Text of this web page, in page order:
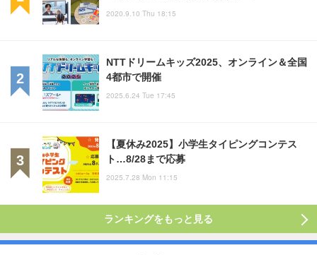
2020.9.10 Thu 18:15
NTTドリームキッズ2025、オンライン＆全国
4都市で開催
2025.6.24 Tue 17:45
【夏休み2025】小学生タイピングコンテス
ト…8/28まで応募
2025.7.28 Mon 11:15
ランキングをもっと見る